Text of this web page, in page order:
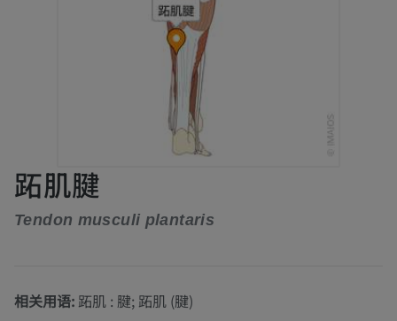
跖肌腱
Tendon musculi plantaris
相关用语: 跖肌 : 腱; 跖肌 (腱)